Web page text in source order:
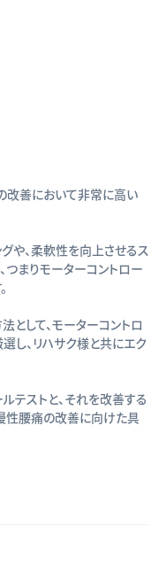
改善において非常に高い
や、柔軟性を向上させるス
つまりモーターコントロー
して、モーターコントロ
し、リハサク様と共にエク
テストと、それを改善する
性腰痛の改善に向けた具